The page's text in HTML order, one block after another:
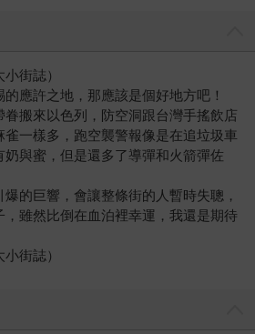
街誌）
許之地，那應該是個好地方吧！
搬來以色列，防空洞跟台灣手搖飲店
一樣多，跑空襲警報像是在追垃圾車
與蜜，但是還多了導彈和火箭彈佐
巨響，會讓整條街的人暫時失聰，
，雖然比倒在血泊裡幸運，我還是期待
街誌）